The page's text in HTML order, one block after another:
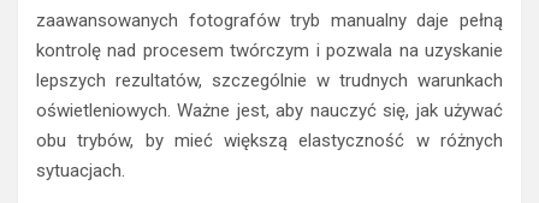
zaawansowanych fotografów tryb manualny daje pełną
kontrolę nad procesem twórczym i pozwala na uzyskanie
lepszych rezultatów, szczególnie w trudnych warunkach
oświetleniowych. Ważne jest, aby nauczyć się, jak używać
obu trybów, by mieć większą elastyczność w różnych
sytuacjach.